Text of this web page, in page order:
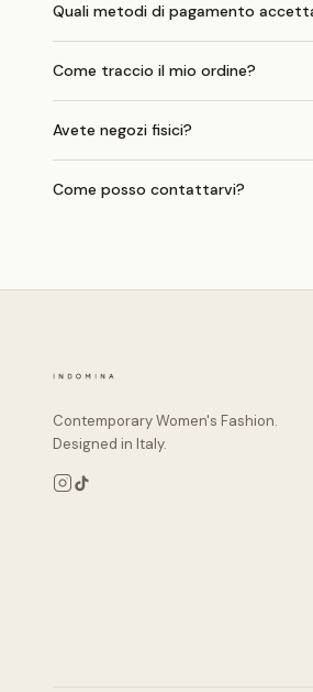
Quali metodi di pagamento
Come traccio il mio ordine?
Avete negozi fisici?
Come posso contattarvi?
Contemporary Women's Fashion.
Designed in Italy.